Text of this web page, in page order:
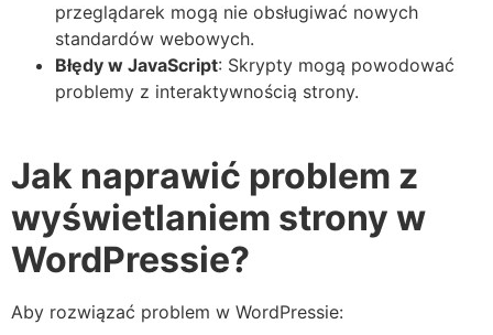
przeglądarek mogą nie obsługiwać nowych
standardów webowych.
Błędy w JavaScript: Skrypty mogą powodować
problemy z interaktywnością strony.
Jak naprawić problem z
wyświetlaniem strony w
WordPressie?
Aby rozwiązać problem w WordPressie: